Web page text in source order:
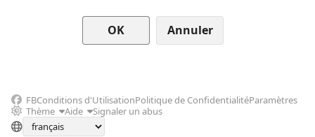
Annuler
FBConditions d'UtilisationPolitique de ConfidentialitéParamètres
Thème
Aide Signaler un abus